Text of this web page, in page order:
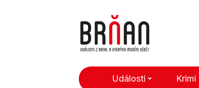
Události Krimi